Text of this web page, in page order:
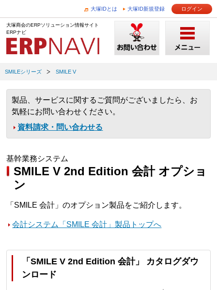
大塚IDとは 大塚ID新規登録 ログイン
大塚商会のERPソリューション情報サイト
ERPナビ
SMILEシリーズ SMILE V
製品、サービスに関するご質問がございましたら、お
気軽にお問い合わせください。
資料請求・問い合わせる
基幹業務システム
SMILE V 2nd Edition 会計 オプショ
ン
「SMILE 会計」のオプション製品をご紹介します。
会計システム「SMILE 会計」製品トップへ
「SMILE V 2nd Edition 会計」 カタログダウ
ンロード